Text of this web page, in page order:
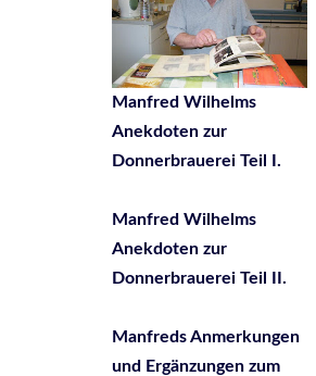
Manfred Wilhelms
Anekdoten zur
Donnerbrauerei Teil I.
Manfred Wilhelms
Anekdoten zur
Donnerbrauerei Teil II.
Manfreds Anmerkungen
und Ergänzungen zum